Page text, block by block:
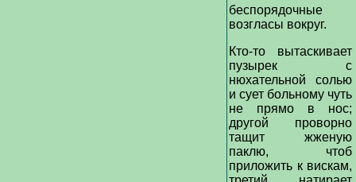
беспорядочные
возгласы вокруг.
Кто-то вытаскивает
пузырек с
нюхательной солью
и сует больному чуть
не прямо в нос;
другой проворно
тащит жженую
паклю, чтоб
приложить к вискам,